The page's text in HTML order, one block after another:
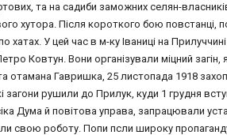
та на садиби заможних селян-
хутора. Після короткого бою
хатах. У цей час в м-ку Іваниці на
Ковтун. Вони організували міцний
отамана Гавришка, 25 листопада 1918
загони рушили до Прилук, куди 1 грудня
Дума й повітова управа, запрацювали
свою роботу. Попи псли широку